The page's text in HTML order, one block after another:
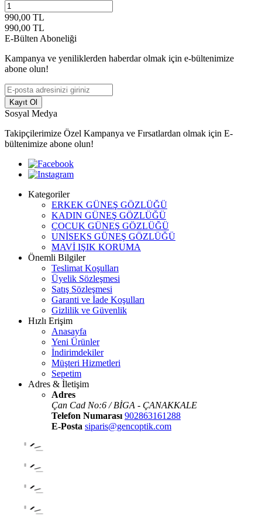
990,00 TL
990,00 TL
E-Bülten Aboneliği
Kampanya ve yeniliklerden haberdar olmak için e-bültenimize
abone olun!
Kayıt Ol
Sosyal Medya
Takipçilerimize Özel Kampanya ve Fırsatlardan olmak için E-
bültenimize abone olun!
Kategoriler
ERKEK GÜNEŞ GÖZLÜĞÜ
KADIN GÜNEŞ GÖZLÜĞÜ
ÇOCUK GÜNEŞ GÖZLÜĞÜ
UNİSEKS GÜNEŞ GÖZLÜĞÜ
MAVİ IŞIK KORUMA
Önemli Bilgiler
Teslimat Koşulları
Üyelik Sözleşmesi
Satış Sözleşmesi
Garanti ve İade Koşulları
Gizlilik ve Güvenlik
Hızlı Erişim
Anasayfa
Yeni Ürünler
İndirimdekiler
Müşteri Hizmetleri
Sepetim
Adres & İletişim
Adres
Çan Cad No:6 / BİGA - ÇANAKKALE
Telefon Numarası 902863161288
E-Posta siparis@gencoptik.com